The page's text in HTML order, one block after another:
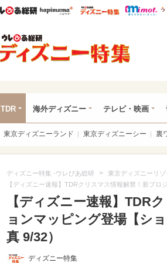
ウレぴあ総研ハピママ* ウレぴあ
TDR 海外ディズニー テレビ・映画
東京ディズニーランド 東京ディズニーシー 裏
ディズニー特集 -ウレぴあ総研 > 東京ディズニーリゾ
【ディズニー速報】TDRクリスマス情報解禁！新プロ
【ディズニー速報】TDR
ョンマッピング登場【シ
真 9/32）
ディズニー特集